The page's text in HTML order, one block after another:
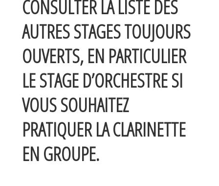
CONSULTER LA LISTE DES
AUTRES STAGES TOUJOURS
OUVERTS, EN PARTICULIER
LE STAGE D’ORCHESTRE SI
VOUS SOUHAITEZ
PRATIQUER LA CLARINETTE
EN GROUPE.